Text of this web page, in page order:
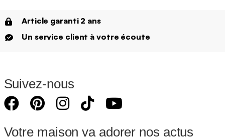
Article garanti 2 ans
Un service client à votre écoute
Suivez-nous
Votre maison va adorer nos actus